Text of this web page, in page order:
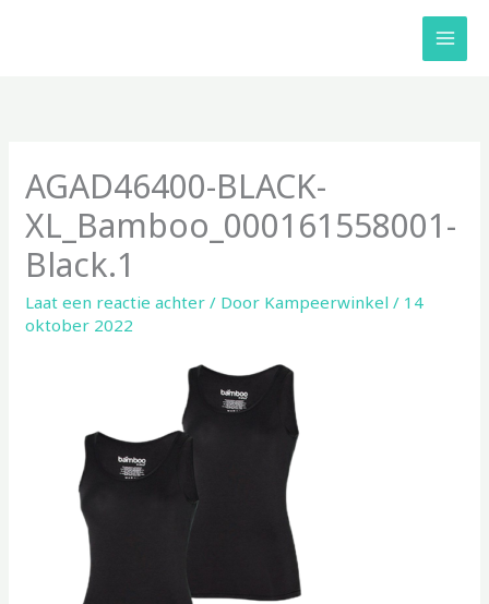
AGAD46400-BLACK-
XL_Bamboo_000161558001-
Black.1
Laat een reactie achter / Door Kampeerwinkel/ 14
oktober 2022